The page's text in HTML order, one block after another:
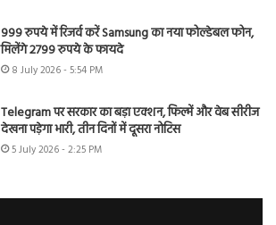
999 रुपये में रिजर्व करें Samsung का नया फोल्डेबल फोन,
मिलेंगे 2799 रुपये के फायदे
8 July 2026 - 5:54 PM
Telegram पर सरकार का बड़ा एक्शन, फिल्में और वेब सीरीज
देखना पड़ेगा भारी, तीन दिनों में दूसरा नोटिस
5 July 2026 - 2:25 PM